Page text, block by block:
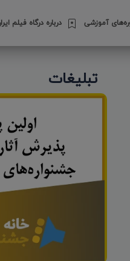
آموزشی درباره درگاه فیلم
تبلیغات